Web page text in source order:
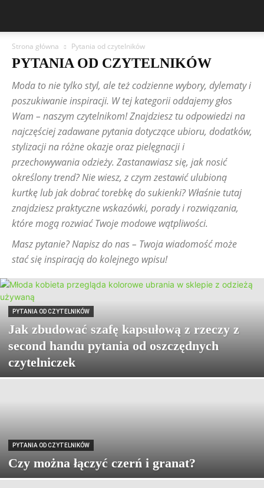
Strona główna Pytania od czytelników
PYTANIA OD CZYTELNIKÓW
Moda to nie tylko styl, ale też codzienne wybory, dylematy i
poszukiwanie inspiracji. W tej kategorii oddajemy głos
Wam – naszym czytelnikom! Znajdziesz tu odpowiedzi na
najczęściej zadawane pytania dotyczące ubioru, dodatków,
stylizacji na różne okazje oraz pielęgnacji i
przechowywania odzieży. Zastanawiasz się, jak nosić
określony trend? Nie wiesz, z czym zestawić ulubioną
kurtkę lub jak dobrać torebkę do sukienki? Właśnie tutaj
znajdziesz praktyczne wskazówki, porady i rozwiązania,
które mogą rozwiać Twoje modowe wątpliwości.
Masz pytanie? Napisz do nas – Twoja wiadomość może
stać się inspiracją do kolejnego wpisu!
PYTANIA OD CZYTELNIKÓW
Jak zbudować szafę kapsułową z rzeczy z
second handu pytania od oszczędnych
czytelniczek
PYTANIA OD CZYTELNIKÓW
Czy można łączyć czerń i granat?